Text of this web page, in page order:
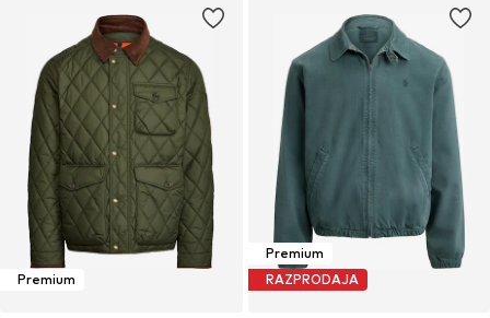
Premium
Premium
RAZPRODAJA